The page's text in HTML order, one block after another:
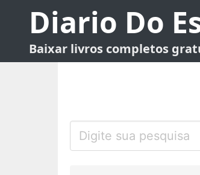
Diario Do
Baixar livros completos